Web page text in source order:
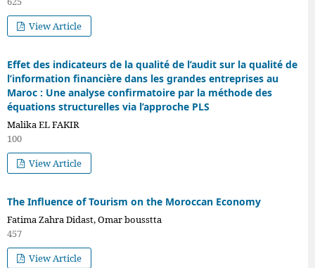
View Article
Effet des indicateurs de la qualité de l’audit sur la qualité de
l’information financière dans les grandes entreprises au
Maroc : Une analyse confirmatoire par la méthode des
équations structurelles via l’approche PLS
Malika EL FAKIR
100
View Article
The Influence of Tourism on the Moroccan Economy
Fatima Zahra Didast, Omar bousstta
457
View Article